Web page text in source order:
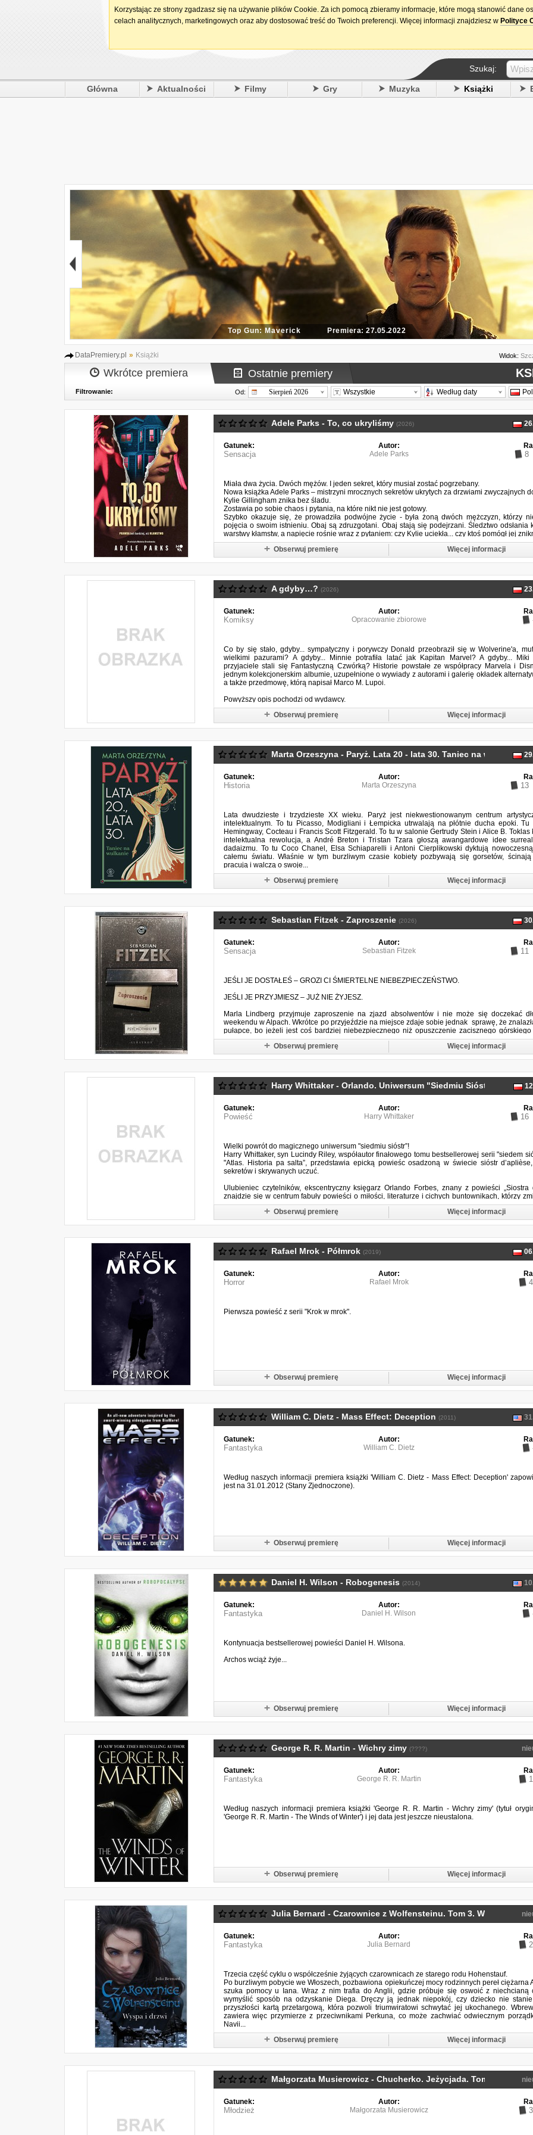
15. urodziny DataPremiery.pl
Szukaj:
Główna Aktualności Filmy Gry Muzyka Książki
Top Gun: Maverick Premiera: 27.05.2022
DataPremiery.pl » Książki Widok:
Wkrótce premiera Ostatnie premiery
Filtrowanie: Od: Sierpień 2026 Wszystkie Według daty
Adele Parks - To, co ukryliśmy (2026)
Gatunek:
Sensacja
Autor:
Adele Parks
8
Miała dwa życia. Dwóch mężów. I jeden sekret, który musiał zostać pogrzebany.
Nowa książka Adele Parks – mistrzyni mrocznych sekretów ukrytych za drzwiami zwyczajnych
Kylie Gillingham znika bez śladu.
Zostawia po sobie chaos i pytania, na które nikt nie jest gotowy.
Szybko okazuje się, że prowadziła podwójne życie - była żoną dwóch mężczyzn, którzy
pojęcia o swoim istnieniu. Obaj są zdruzgotani. Obaj stają się podejrzani. Śledztwo odsłania
warstwy kłamstw, a napięcie rośnie wraz z pytaniem: czy Kylie uciekła... czy ktoś pomógł jej
Obserwuj premierę
Więcej informacji
A gdyby…? (2026)
Gatunek:
Komiksy
Autor:
Opracowanie zbiorowe
Co by się stało, gdyby... sympatyczny i porywczy Donald przeobraził się w Wolverine'a,
wielkimi pazurami? A gdyby... Minnie potrafiła latać jak Kapitan Marvel? A gdyby...
przyjaciele stali się Fantastyczną Czwórką? Historie powstałe ze współpracy Marvela i
jednym kolekcjonerskim albumie, uzupełnione o wywiady z autorami i galerię okładek
a także przedmowę, którą napisał Marco M. Lupoi.
Powyższy opis pochodzi od wydawcy.
Obserwuj premierę
Więcej informacji
Marta Orzeszyna - Paryż. Lata 20 - lata 30. Taniec na wulkanie
Gatunek:
Historia
Autor:
Marta Orzeszyna
13
Lata dwudzieste i trzydzieste XX wieku. Paryż jest niekwestionowanym centrum
intelektualnym. To tu Picasso, Modigliani i Łempicka utrwalają na płótnie ducha epoki. Tu
Hemingway, Cocteau i Francis Scott Fitzgerald. To tu w salonie Gertrudy Stein i Alice B. Toklas
intelektualna rewolucja, a André Breton i Tristan Tzara głoszą awangardowe idee
dadaizmu. To tu Coco Chanel, Elsa Schiaparelli i Antoni Cierplikowski dyktują
całemu światu. Właśnie w tym burzliwym czasie kobiety pozbywają się gorsetów, ścinają
pracują i walczą o swoje...
Obserwuj premierę
Więcej informacji
Sebastian Fitzek - Zaproszenie (2026)
Gatunek:
Sensacja
Autor:
Sebastian Fitzek
11
JEŚLI JE DOSTAŁEŚ – GROZI CI ŚMIERTELNE NIEBEZPIECZEŃSTWO.
JEŚLI JE PRZYJMIESZ – JUŻ NIE ŻYJESZ.
Marla Lindberg przyjmuje zaproszenie na zjazd absolwentów i nie może się doczekać
weekendu w Alpach. Wkrótce po przyjeździe na miejsce zdaje sobie jednak sprawę, że
pułapce, bo jeżeli jest coś bardziej niebezpiecznego niż opuszczenie zacisznego górskiego
nocą podczas śnieżnej zamieci… to pozostanie na miejscu...
...
Obserwuj premierę Więcej informacji
Harry Whittaker - Orlando. Uniwersum "Siedmiu Sióstr"
Gatunek:
Powieść
Autor:
Harry Whittaker
16
Wielki powrót do magicznego uniwersum "siedmiu sióstr”!
Harry Whittaker, syn Lucindy Riley, współautor finałowego tomu bestsellerowej serii "siedem
"Atlas. Historia pa salta”, przedstawia epicką powieśc osadzoną w świecie sióstr d’aplièse,
sekretów i skrywanych uczuć.
Ulubieniec czytelników, ekscentryczny księgarz Orlando Forbes, znany z powieści „Siostra
znajdzie się w centrum fabuły powieści o miłości, literaturze i cichych buntownikach, którzy
jej oblicze. Akcja książki rozgrywa się w dwóch...
Obserwuj premierę
Więcej informacji
Rafael Mrok - Półmrok (2019)
Gatunek:
Horror
Autor:
Rafael Mrok
4
Pierwsza powieść z serii "Krok w mrok".
Obserwuj premierę Więcej informacji
William C. Dietz - Mass Effect: Deception (2011)
Gatunek:
Fantastyka
Autor:
William C. Dietz
Według naszych informacji premiera książki 'William C. Dietz - Mass Effect: Deception'
jest na 31.01.2012 (Stany Zjednoczone).
Obserwuj premierę Więcej informacji
Daniel H. Wilson - Robogenesis (2014)
Gatunek:
Fantastyka
Autor:
Daniel H. Wilson
Kontynuacja bestsellerowej powieści Daniel H. Wilsona.
Archos wciąż żyje...
Obserwuj premierę Więcej informacji
George R. R. Martin - Wichry zimy (????)
Gatunek:
Fantastyka
Autor:
George R. R. Martin
1
Według naszych informacji premiera książki 'George R. R. Martin - Wichry zimy' (tytuł
'George R. R. Martin - The Winds of Winter') i jej data jest jeszcze nieustalona.
Obserwuj premierę Więcej informacji
Julia Bernard - Czarownice z Wolfensteinu. Tom 3. Wyspa i drzwi
Gatunek:
Fantastyka
Autor:
Julia Bernard
2
Trzecia część cyklu o współcześnie żyjących czarownicach ze starego rodu Hohenstauf.
Po burzliwym pobycie we Włoszech, pozbawiona opiekuńczej mocy rodzinnych pereł ciężarna
szuka pomocy u Iana. Wraz z nim trafia do Anglii, gdzie próbuje się oswoić z niechcianą
wymyślić sposób na odzyskanie Diega. Dręczy ją jednak niepokój, czy dziecko nie
przyszłości kartą przetargową, która pozwoli triumwiratowi schwytać jej ukochanego.
zawiera więc przymierze z przeciwnikami Perkuna, co może zachwiać odwiecznym
Navii...
Obserwuj premierę
Więcej informacji
Małgorzata Musierowicz - Chucherko. Jeżycjada. Tom 23
Gatunek:
Młodzież
Autor:
Małgorzata Musierowicz
3
Korzystając ze strony zgadzasz się na używanie plików Cookie. Za ich pomocą zbieramy informacje, które mogą stanowić dane
celach analitycznych, marketingowych oraz aby dostosować treść do Twoich preferencji. Więcej informacji znajdziesz w Polityce